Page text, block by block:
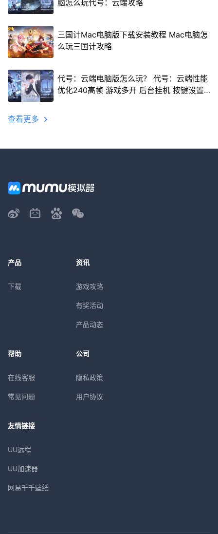
脑怎么玩代号：云端攻略
三国计Mac电脑版下载安装教程 Mac电脑怎
么玩三国计攻略
代号：云端电脑版怎么玩？ 代号：云端性能
优化240高帧 游戏多开 后台挂机 按键设置
查看更多
产品
下载
资讯
游戏攻略
有奖活动
产品动态
帮助
在线客服
常见问题
公司
隐私政策
用户协议
友情链接
UU远程
UU加速器
网易千千壁纸